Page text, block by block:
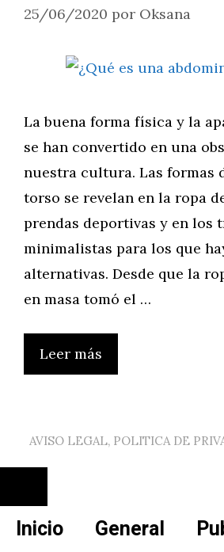
25/06/2020 por Oksana
La buena forma física y la
se han convertido en una
nuestra cultura. Las formas
torso se revelan en la ropa
prendas deportivas y en los
minimalistas para los que
alternativas. Desde que la
en masa tomó el …
Leer más
AVISO LEGAL, POLITICA DE
Cerrar
Inicio General